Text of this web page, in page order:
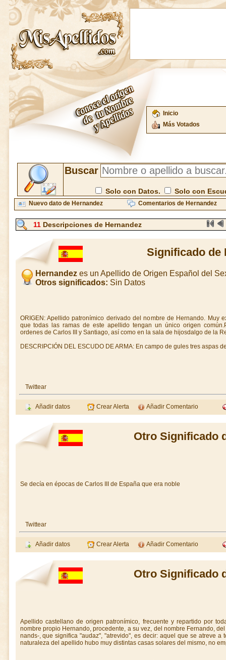
Inicio
Más Votados
Buscar
Solo con Datos. Solo con
Nuevo dato de Hernandez Comentarios de Hernandez
11 Descripciones de Hernandez
Significado de
Hernandezes un Apellido de Origen Español del
Otros significados: Sin Datos
ORIGEN: Apellido patronímico derivado del nombre de Hernando. Muy
que todas las ramas de este apellido tengan un único origen
ordenes de Carlos III y Santiago, así como en la sala de hijosdalgo de la
DESCRIPCIÓN DEL ESCUDO DE ARMA: En campo de gules tres aspas
Twittear
Añadir datos Crear Alerta Añadir Comentario
Otro Significado
Se decía en épocas de Carlos III de España que era noble
Twittear
Añadir datos Crear Alerta Añadir Comentario
Otro Significado
Apellido castellano de origen patronímico, frecuente y repartido por
nombre propio Hernando, procedente, a su vez, del nombre Fernando,
nands-, que significa "audaz", "atrevido", es decir: aquel que se atreve
naturaleza del apellido hubo muy distintas casas solares del mismo, no